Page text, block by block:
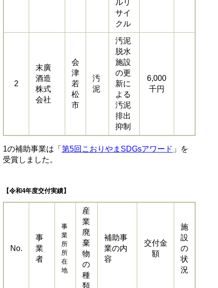
ルリ
サイ
クル
2
末廣
酒造
株式
会社
会
津
若
松
市
汚
泥
汚泥
脱水
施設
の更
新に
よる
汚泥
排出
抑制
6,000
千円
1の補助事業は「 第5回こおりやまSDGsアワード 」を
受賞しました。
【令和4年度交付実績】
No.
事
業
者
事
業
所
所
在
地
産
業
廃
棄
物
の
種
類
補助事
業の内
容
交付金
額
施
設
の
状
況